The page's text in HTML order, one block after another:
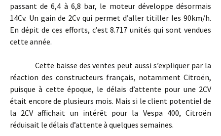
passant de 6,4 à 6,8 bar, le moteur développe désormais
14Cv. Un gain de 2Cv qui permet d’aller titiller les 90km/h.
En dépit de ces efforts, c’est 8.717 unités qui sont vendues
cette année.
Cette baisse des ventes peut aussi s’expliquer par la
réaction des constructeurs français, notamment Citroën,
puisque à cette époque, le délais d’attente pour une 2CV
était encore de plusieurs mois. Mais si le client potentiel de
la 2CV affichait un intérêt pour la Vespa 400, Citroën
réduisait le délais d’attente à quelques semaines.